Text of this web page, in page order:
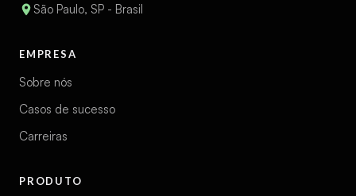
São Paulo, SP - Brasil
EMPRESA
Sobre nós
Casos de sucesso
Carreiras
PRODUTO